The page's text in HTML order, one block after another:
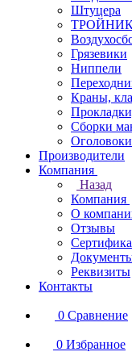
Штуцера
Грязевики
Ниппели
Краны,
Сборки
Производители
Компания
Назад
Компания
О
Отзывы
Реквизиты
Контакты
0 Сравнение
0 Избранное